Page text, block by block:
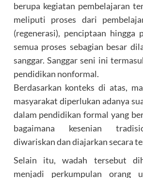
berupa kegiatan pembelajaran
meliputi proses dari
(regenerasi), penciptaan hingga
semua proses sebagian besar
sanggar. Sanggar seni ini
pendidikan nonformal.
Berdasarkan konteks di atas,
masyarakat diperlukan adanya
dalam pendidikan formal yang
bagaimana kesenian
diwariskan dan diajarkan secara
Selain itu, wadah tersebut
menjadi perkumpulan orang